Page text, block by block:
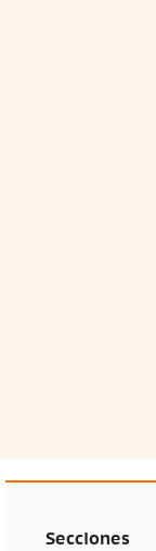
Secciones